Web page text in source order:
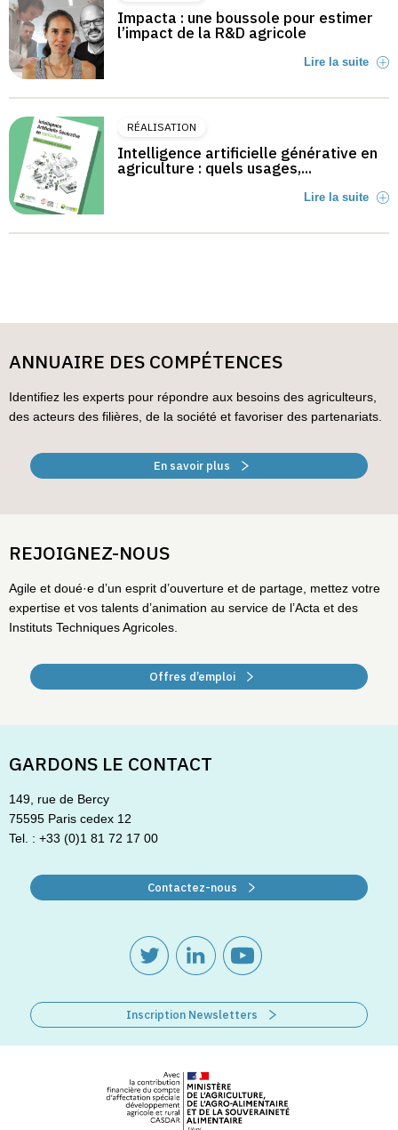
Impacta : une boussole pour estimer
l’impact de la R&D agricole
Lire la suite
RÉALISATION
Intelligence artificielle générative en
agriculture : quels usages,...
Lire la suite
ANNUAIRE DES COMPÉTENCES
Identifiez les experts pour répondre aux besoins des agriculteurs,
des acteurs des filières, de la société et favoriser des partenariats.
En savoir plus
REJOIGNEZ-NOUS
Agile et doué·e d’un esprit d’ouverture et de partage, mettez votre
expertise et vos talents d’animation au service de l’Acta et des
Instituts Techniques Agricoles.
Offres d’emploi
GARDONS LE CONTACT
149, rue de Bercy
75595 Paris cedex 12
Tel. : +33 (0)1 81 72 17 00
Contactez-nous
Inscription Newsletters